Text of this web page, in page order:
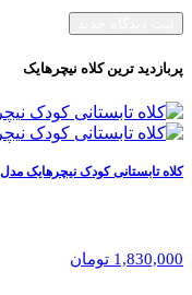
پربازدید ترینکلاه نیچرهایک
کلاه تابستانی کودک نیچرهایک مدل NH22MZ003
1,830,000 تومان